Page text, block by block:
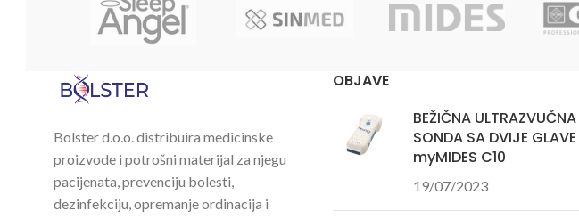
Bolster d.o.o. distribuira medicinske
proizvode i potrošni materijal za njegu
pacijenata, prevenciju bolesti,
dezinfekciju, opremanje ordinacija i
OBJAVE
BEŽIČNA ULTRAZVUČNA
SONDA SA DVIJE GLAVE
myMIDES C10
19/07/2023